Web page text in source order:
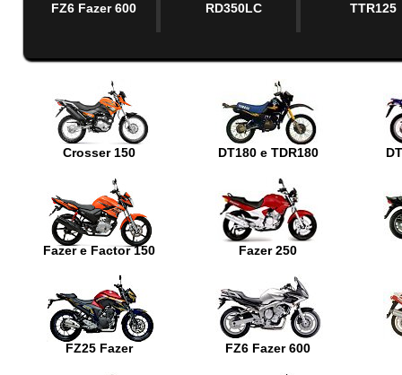
FZ6 Fazer 600 RD350LC TTR125
Crosser 150 DT180 e TDR180
Fazer e Factor 150 Fazer 250
FZ25 Fazer FZ6 Fazer 600